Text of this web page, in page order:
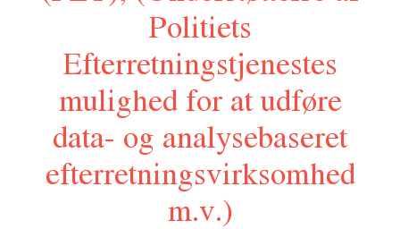
Politiets
Efterretningstjenestes
mulighed for at udføre
data- og analysebaseret
efterretningsvirksomhed
m.v.)